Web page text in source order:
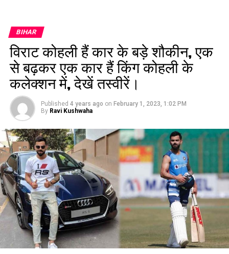
BIHAR
विराट कोहली हैं कार के बड़े शौकीन, एक
से बढ़कर एक कार हैं किंग कोहली के
कलेक्शन में, देखें तस्वीरें।
Published 4 years ago on February 1, 2023, 1:02 PM
By Ravi Kushwaha